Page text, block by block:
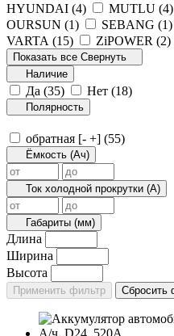
HYUNDAI (4) MUTLU (4)
OURSUN (1) SEBANG (1)
VARTA (15) ZiPOWER (2)
Показать все Свернуть
Наличие
Да (35) Нет (18)
Полярность
обратная [- +] (55)
Ёмкость (Ач)
Ток холодной прокрутки (А)
Габариты (мм)
Длина
Ширина
Высота